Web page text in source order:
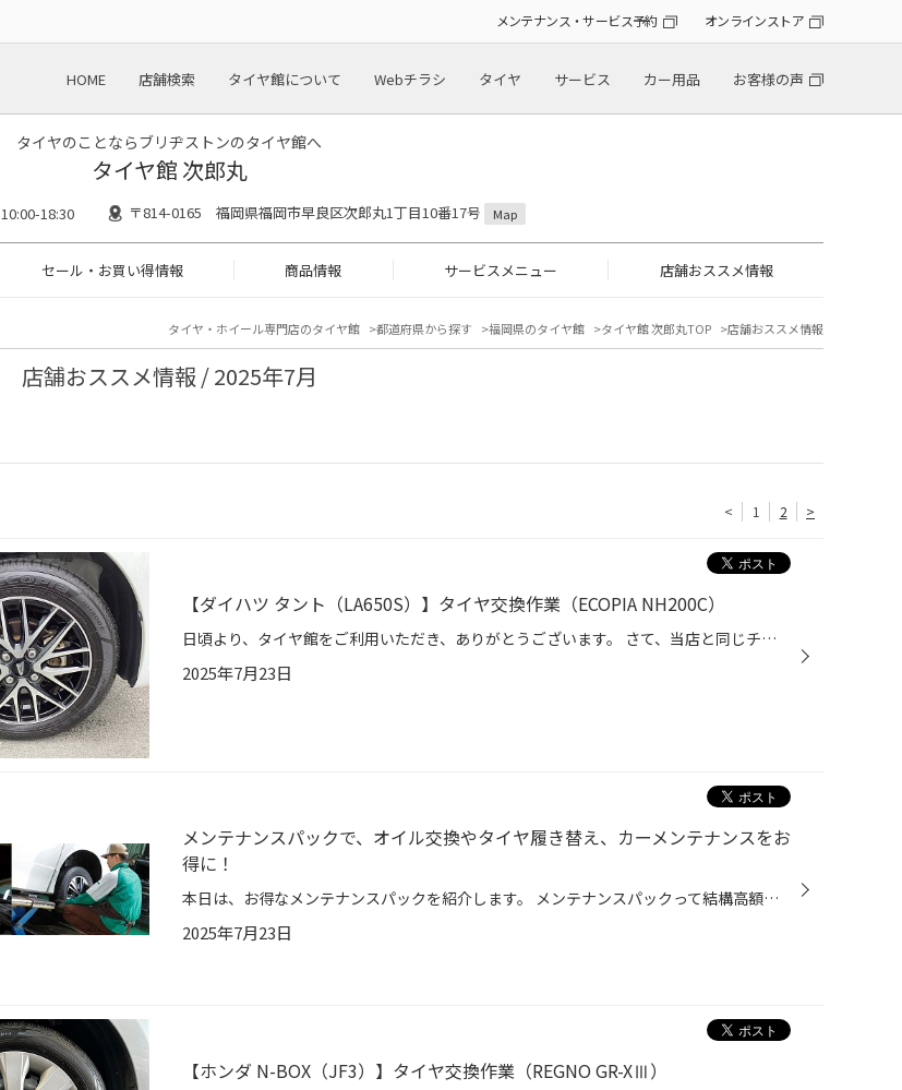
メンテナンス・サービス予約 オンラインストア
HOME 店舗検索 タイヤ館について Webチラシ タイヤ サービス カー用品 お客様の声
タイヤのことならブリヂストンのタイヤ館へ
タイヤ館 次郎丸
10:00-18:30 〒814-0165 福岡県福岡市早良区次郎丸1丁目10番17号 Map
セール・お買い得情報 商品情報 サービスメニュー 店舗おススメ情報
タイヤ・ホイール専門店のタイヤ館 都道府県から探す 福岡県のタイヤ館 タイヤ館 次郎丸TOP 店舗おススメ情報
店舗おススメ情報 / 2025年7月
< 1 2 >
【ダイハツ タント（LA650S）】タイヤ交換作業（ECOPIA NH200C）
日頃より、タイヤ館をご利用いただき、ありがとうございます。 さて、当店と同じチェーン店の近隣タイヤ館店舗で作業いたしましたタイヤ交換作業をご紹介します。 （WEB掲載をご快諾いただきましたお客様！大変感謝しております。 いつもご愛顧いただき誠にありがとうございます！！） おクルマ：ダ...
2025年7月23日
メンテナンスパックで、オイル交換やタイヤ履き替え、カーメンテナンスをお
得に！
本日は、お得なメンテナンスパックを紹介します。 メンテナンスパックって結構高額なイメージをお持ちのお客様も多いと思いますが、 コクピット・タイヤ館のメンテナンスパックは、 手軽に、日常的なおクルマのメンテナンスをカバーする内容になっておりますので、 是非、一度ご検討ください！ コク...
2025年7月23日
【ホンダ N-BOX（JF3）】タイヤ交換作業（REGNO GR-XⅢ）